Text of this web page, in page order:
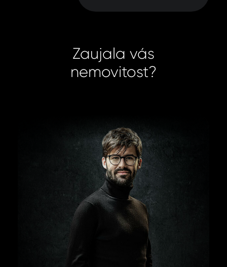
Zaujala vás
nemovitost?